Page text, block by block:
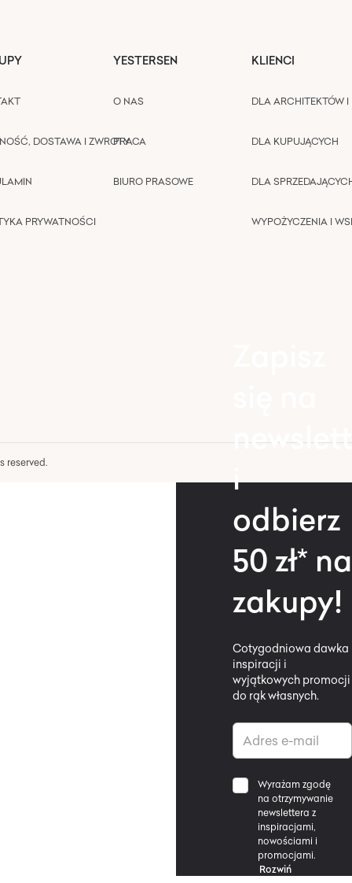
DOSTAWA I ZWROTY
PRYWATNOŚCI
YESTERSEN
O NAS
PRACA
BIURO PRASOWE
KLIENCI
DLA ARCHITEKTÓW I
DLA KUPUJĄCYCH
DLA
WYPOŻYCZENIA I
reserved.
i
odbierz
50 zł* na
zakupy!
Cotygodniowa dawka
inspiracji i
wyjątkowych promocji
do rąk własnych.
Wyrażam zgodę
na otrzymywanie
newslettera z
inspiracjami,
nowościami i
promocjami.
Rozwiń